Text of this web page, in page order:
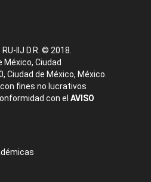
IIJ D.R. © 2018.
Ciudad
Ciudad de México, México.
fines no lucrativos
con el AVISO